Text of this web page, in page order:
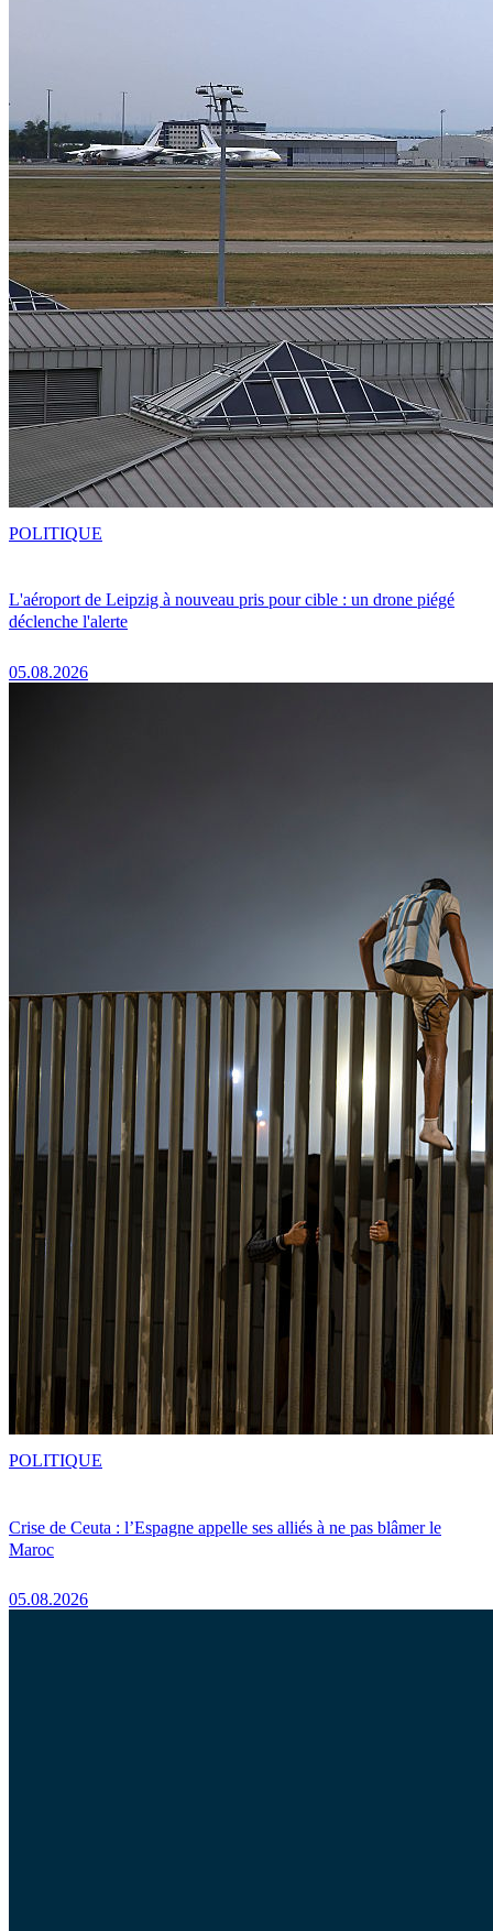
L'aéroport de Leipzig à nouveau pris pour cible : un drone piégé
déclenche l'alerte
05.08.2026
POLITIQUE
Crise de Ceuta : l’Espagne appelle ses alliés à ne pas blâmer le
Maroc
05.08.2026
POLITIQUE